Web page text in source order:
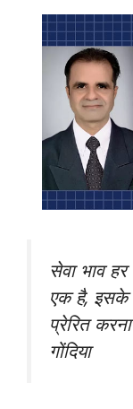
सेवा भाव
एक है, इसके
प्रेरित
गोंदिया